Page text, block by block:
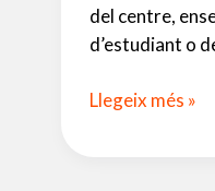
del centre,
d’estudiant o
Descompte
Llegeix més »